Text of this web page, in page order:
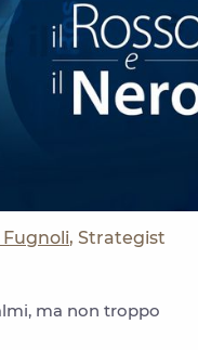
, Strategist
ma non troppo